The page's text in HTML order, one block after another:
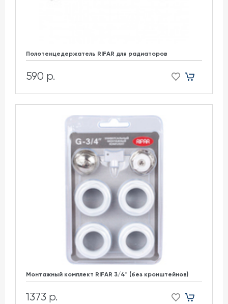
Полотенцедержатель RIFAR для радиаторов
590 р.
Монтажный комплект RIFAR 3/4" (без кронштейнов)
1373 р.